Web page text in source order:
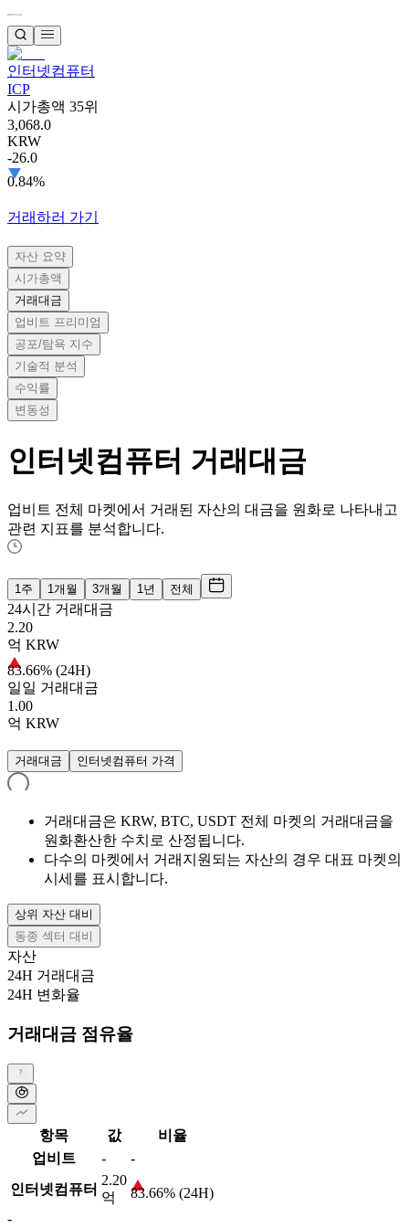
인터넷컴퓨터
ICP
시가총액 35위
3,068.0
KRW
-26.0
0.84%
거래하러 가기
자산 요약
시가총액
거래대금
업비트 프리미엄
공포/탐욕 지수
기술적 분석
수익률
변동성
인터넷컴퓨터 거래대금
업비트 전체 마켓에서 거래된 자산의 대금을 원화로 나타내고
관련 지표를 분석합니다.
1주 1개월 3개월 1년 전체
24시간 거래대금
2.20
억 KRW
83.66% (24H)
일일 거래대금
1.00
억 KRW
거래대금 인터넷컴퓨터 가격
거래대금은 KRW, BTC, USDT 전체 마켓의 거래대금을
원화환산한 수치로 산정됩니다.
다수의 마켓에서 거래지원되는 자산의 경우 대표 마켓의
시세를 표시합니다.
상위 자산 대비
동종 섹터 대비
자산
24H 거래대금
24H 변화율
거래대금 점유율
항목 값
비율
업비트
-
-
인터넷컴퓨터
2.20
억
83.66% (24H)
-